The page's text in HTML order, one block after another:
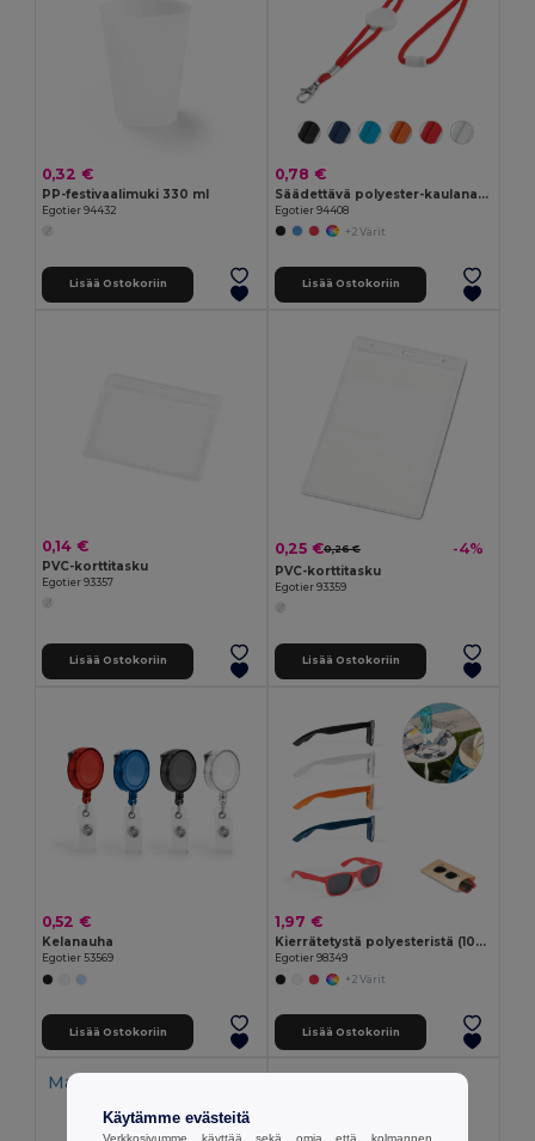
0,32 €
PP-festivaalimuki 330 ml
Egotier 94432
Lisää Ostokoriin
0,78 €
Säädettävä polyester-kaulanauha
Egotier 94408
+2 Värit
Lisää Ostokoriin
0,14 €
PVC-korttitasku
Egotier 93357
Lisää Ostokoriin
0,25 €0,26 € -4%
PVC-korttitasku
Egotier 93359
Lisää Ostokoriin
0,52 €
Kelanauha
Egotier 53569
Lisää Ostokoriin
1,97 €
Kierrätetystä polyesteristä (100% rPET) aurinkolasit
Egotier 98349
+2 Värit
Lisää Ostokoriin
Made in
Käytämme evästeitä
Verkkosivumme käyttää sekä omia että kolmannen